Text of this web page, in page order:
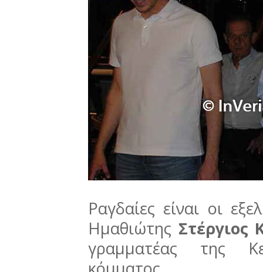
Ραγδαίες είναι οι
Ημαθιώτης Στέργιος
γραμματέας της